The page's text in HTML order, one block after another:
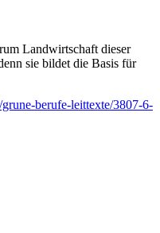
Landwirtschaft dieser
sie bildet die Basis für
berufe-leittexte/3807-6-